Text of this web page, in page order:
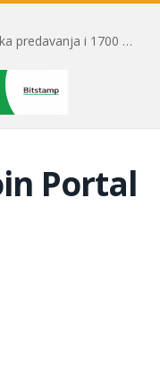
Toni Milun postao “milijarder”! Vrhunska predavanja i 1700 posjetitelja obilježili su mjesec financijske pismenosti
Portal